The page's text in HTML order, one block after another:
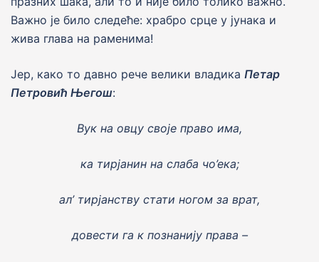
Важно jе било следеће: храбро срце у jунака и
жива глава на раменима!
Jер, како то давно рече велики владика Петар
Петровић Његош:
Вук на овцу своје право има,
ка тирјанин на слаба чо’ека;
ал’ тирјанству стати ногом за врат,
довести га к познанију права –